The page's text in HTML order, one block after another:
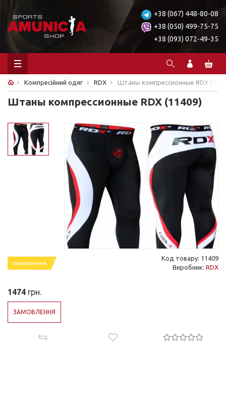
+38 (067) 448-80-08
+38 (050) 499-75-75
+38 (093) 072-49-35
Компресійний одяг RDX Штаны компрессионные RDX
Штаны компрессионные RDX (11409)
замовлення
Код товару: 11409
Виробник: RDX
1474 грн.
ЗАМОВЛЕННЯ